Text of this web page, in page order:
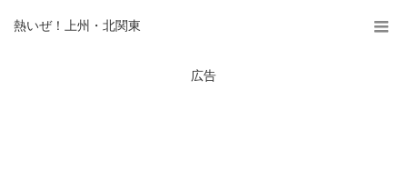
熱いぜ！上州・北関東
広告